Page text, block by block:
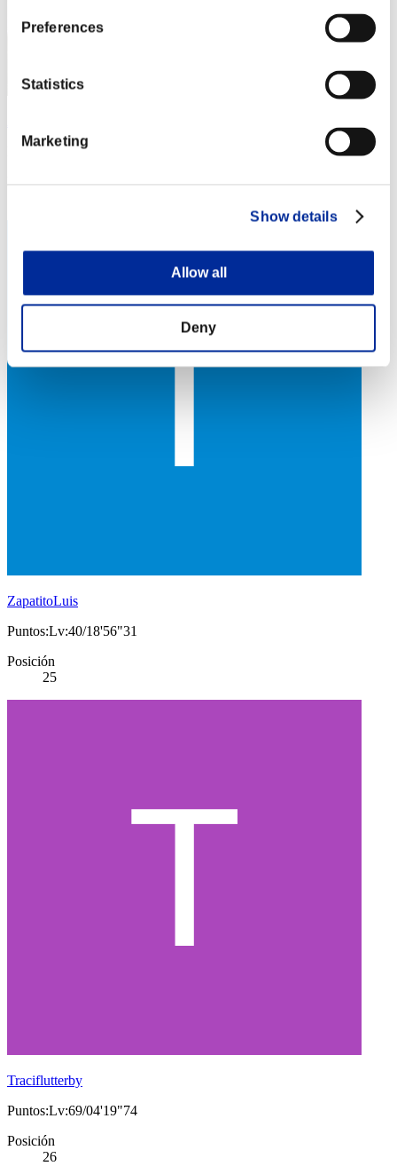
Preferences
Statistics
Marketing
Show details
Allow all
Deny
Puntos:Lv:20/05'22"11
Posición
ZapatitoLuis
Puntos:Lv:40/18'56"31
Posición
25
Traciflutterby
Puntos:Lv:69/04'19"74
Posición
26